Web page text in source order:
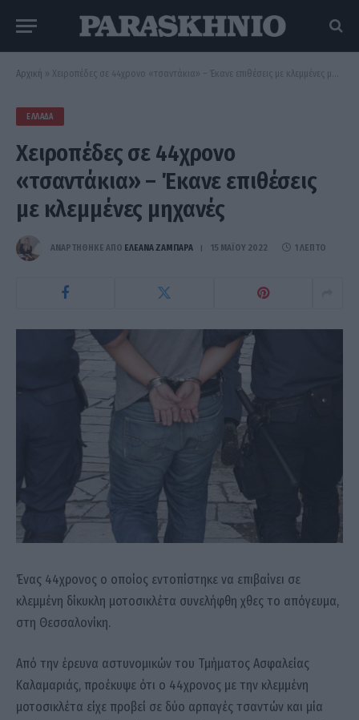
Αρχική » Χειροπέδες σε 44χρονο «τσαντάκια» – Έκανε επιθέσεις με κλεμμένες μηχανές
ΕΛΛΆΔΑ
Χειροπέδες σε 44χρονο
«τσαντάκια» – Έκανε επιθέσεις
με κλεμμένες μηχανές
ΑΝΑΡΤΗΘΗΚΕ ΑΠΟ ΕΛΕΑΝΑ ΖΑΜΠΑΡΑ 15 ΜΑΪ́ΟΥ 2022 1 ΛΕΠΤΌ
Ένας 44χρονος ο οποίος εντοπίστηκε να επιβαίνει σε
κλεμμένη δίκυκλη μοτοσικλέτα συνελήφθη χθες το απόγευμα,
στη Θεσσαλονίκη.
Από την έρευνα αστυνομικών του Τμήματος Ασφαλείας
Καλαμαριάς, προέκυψε ότι ο 44χρονος με την κλεμμένη
μοτοσικλέτα είχε προβεί σε δύο αρπαγές τσαντών και μία